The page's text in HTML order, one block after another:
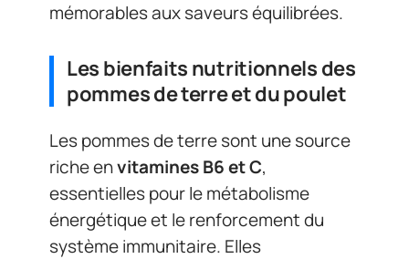
mémorables aux saveurs équilibrées.
Les bienfaits nutritionnels des
pommes de terre et du poulet
Les pommes de terre sont une source
riche envitamines B6 et C,
essentielles pour le métabolisme
énergétique et le renforcement du
système immunitaire. Elles